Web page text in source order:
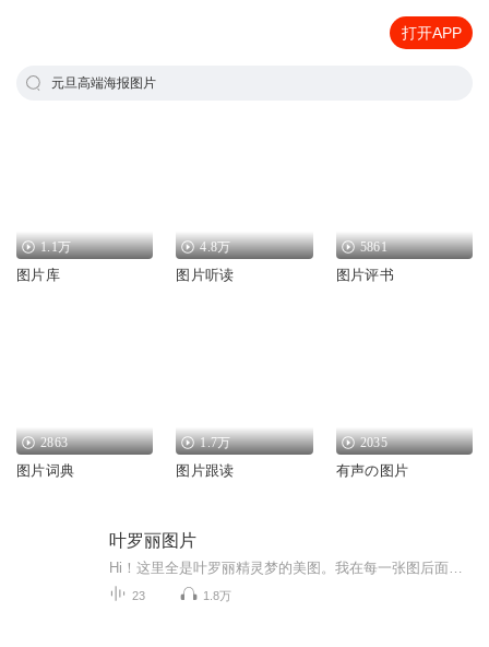
打开APP
元旦高端海报图片
1.1万
图片库
4.8万
图片听读
5861
图片评书
2863
图片词典
1.7万
图片跟读
2035
有声の图片
叶罗丽图片
23 1.8万